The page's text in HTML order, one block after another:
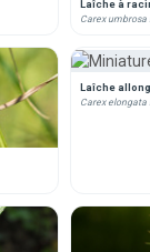
Laîche à
Carex umbrosa
Laîche
Carex elongata